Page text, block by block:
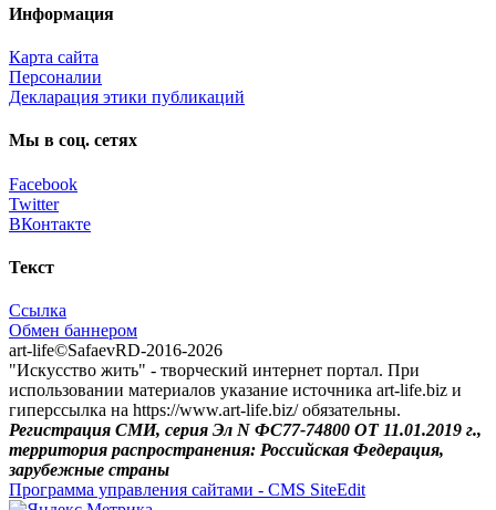
Информация
Карта сайта
Персоналии
Декларация этики публикаций
Мы в соц. сетях
Facebook
Twitter
ВКонтакте
Текст
Ссылка
Обмен баннером
art-life©SafaevRD-2016-2026
"Искусство жить" - творческий интернет портал. При
использовании материалов указание источника art-life.biz и
гиперссылка на https://www.art-life.biz/ обязательны.
Регистрация СМИ, серия Эл N ФС77-74800 ОТ 11.01.2019 г.,
территория распространения: Российская Федерация,
зарубежные страны
Программа управления сайтами - CMS SiteEdit